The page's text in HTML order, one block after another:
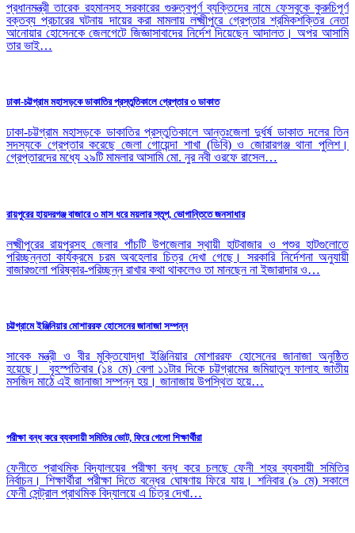
প্রধানমন্ত্রী তারেক রহমানসহ সরকারের গুরুত্বপূর্ণ ব্যক্তিদের নামে ফেসবুকে কুরুচিপূর্ণ
বক্তব্য প্রচারের ঘটনায় দায়ের করা মামলায় লক্ষ্মীপুরে গ্রেপ্তার শ্রমিকশক্তির নেতা
আনোয়ার হোসেনকে জেলগেটে জিজ্ঞাসাবাদের নির্দেশ দিয়েছেন আদালত। অপর আসামি
তার ভাই…
ঢাকা-চট্টগ্রাম মহাসড়কে ডাকাতির প্রস্তুতিকালে গ্রেপ্তার ৩ ডাকাত
ঢাকা-চট্টগ্রাম মহাসড়কে ডাকাতির প্রস্তুতিকালে আন্তঃজেলা দুর্ধর্ষ ডাকাত দলের তিন
সদস্যকে গ্রেপ্তার করেছে জেলা গোয়েন্দা শাখা (ডিবি) ও জোরারগঞ্জ থানা পুলিশ।
গ্রেপ্তারদের মধ্যে ২৯টি মামলার আসামি মো. নুর নবী ওরফে রাসেল…
রায়পুরের হায়দরগঞ্জ বাজারে ৩ মাস ধরে ময়লার স্তূপ, ভোগান্তিতে জনসাধার
লক্ষ্মীপুরের রায়পুরসহ জেলার পাঁচটি উপজেলার স্থায়ী হাটবাজার ও পশুর হাটগুলোতে
পরিচ্ছন্নতা কার্যক্রমে চরম অবহেলার চিত্র দেখা গেছে। সরকারি নির্দেশনা অনুযায়ী
বাজারগুলো পরিষ্কার-পরিচ্ছন্ন রাখার কথা থাকলেও তা মানছেন না ইজারাদার ও…
চট্টগ্রামে ইঞ্জিনিয়ার মোশাররফ হোসেনের জানাজা সম্পন্ন
সাবেক মন্ত্রী ও বীর মুক্তিযোদ্ধা ইঞ্জিনিয়ার মোশাররফ হোসেনের জানাজা অনুষ্ঠিত
হয়েছে। বৃহস্পতিবার (১৪ মে) বেলা ১১টার দিকে চট্টগ্রামের জমিয়াতুল ফালাহ জাতীয়
মসজিদ মাঠে এই জানাজা সম্পন্ন হয়। জানাজায় উপস্থিত হয়ে…
পরীক্ষা বন্ধ করে ব্যবসায়ী সমিতির ভোট, ফিরে গেলো শিক্ষার্থীরা
ফেনীতে প্রাথমিক বিদ্যালয়ের পরীক্ষা বন্ধ করে চলছে ফেনী শহর ব্যবসায়ী সমিতির
নির্বাচন। শিক্ষার্থীরা পরীক্ষা দিতে বন্ধের ঘোষণায় ফিরে যায়। শনিবার (৯ মে) সকালে
ফেনী সেন্ট্রাল প্রাথমিক বিদ্যালয়ে এ চিত্র দেখা…